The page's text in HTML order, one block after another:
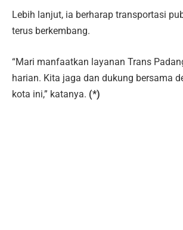
Lebih lanjut, ia berharap transportasi
terus berkembang.
“Mari manfaatkan layanan Trans
harian. Kita jaga dan dukung bersama
kota ini,” katanya. (*)